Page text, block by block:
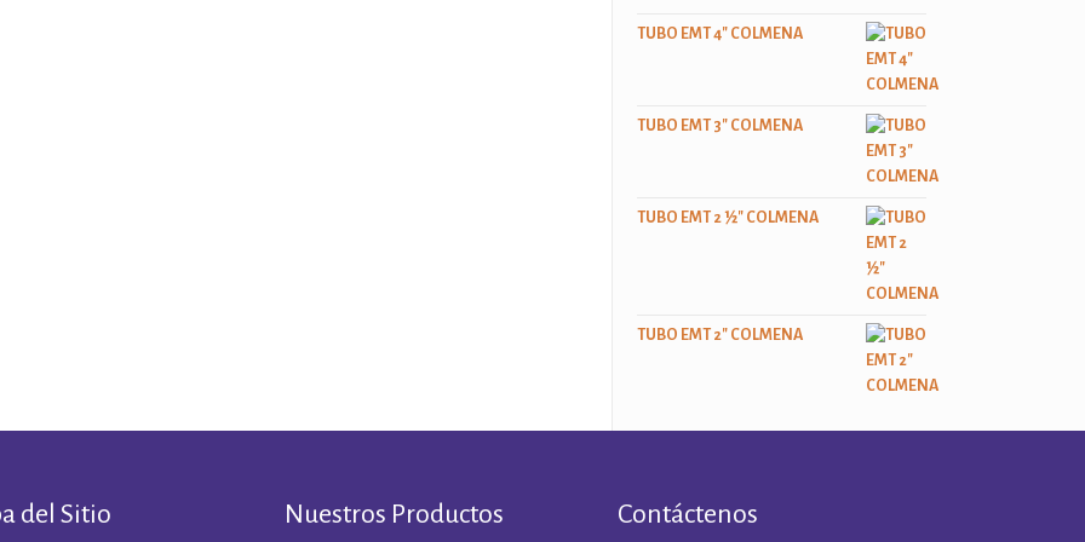
TUBO EMT 4" COLMENA
TUBO EMT 3" COLMENA
TUBO EMT 2 ½" COLMENA
TUBO EMT 2" COLMENA
del Sitio Nuestros Productos Contáctenos